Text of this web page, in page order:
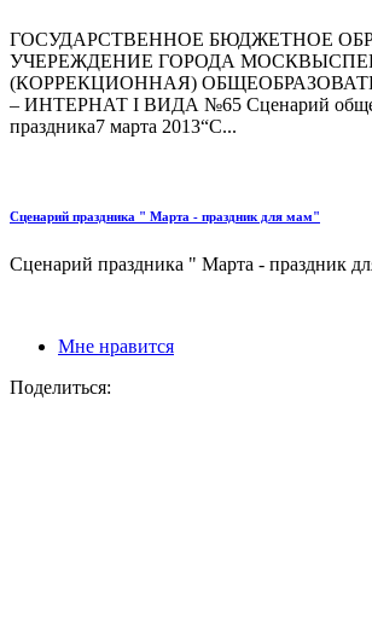
ГОСУДАРСТВЕННОЕ БЮДЖЕТНОЕ
УЧЕРЕЖДЕНИЕ ГОРОДА
(КОРРЕКЦИОННАЯ)
– ИНТЕРНАТ I ВИДА №65 Сценарий
праздника7 марта 2013“C...
Сценарий праздника " Марта - праздник для мам"
Сценарий праздника " Марта - праздник
Мне нравится
Поделиться: